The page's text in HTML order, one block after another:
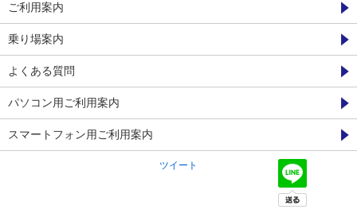
ご利用案内
乗り場案内
よくある質問
パソコン用ご利用案内
スマートフォン用ご利用案内
ツイート